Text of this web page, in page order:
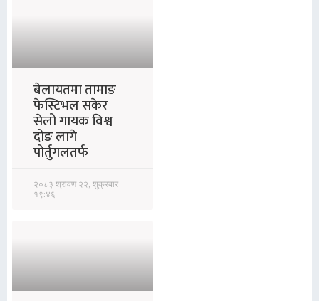
बेलायतमा तामाङ
फेस्टिभल सकेर
सेलो गायक विश्व
दोङ लागे
पोर्तुगलतर्फ
२०८३ श्रावण २२, शुक्रबार
१९:४६